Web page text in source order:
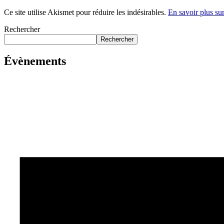
Ce site utilise Akismet pour réduire les indésirables. En savoir plus
Rechercher
Rechercher
Évènements